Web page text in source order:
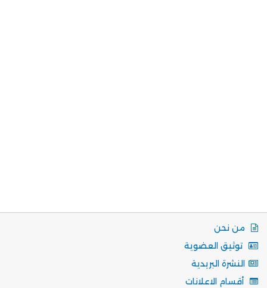
من نحن
توثيق العضوية
النشرة البريدية
أقسام الاعلانات